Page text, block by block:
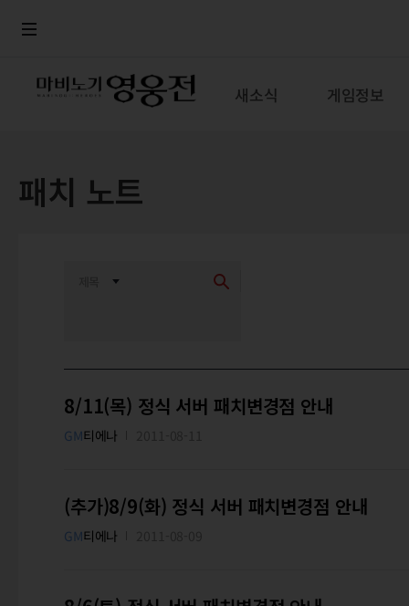
새소식 게임정보
패치 노트
8/11(목) 정식 서버 패치변경점 안내
GM티에나
(추가)8/9(화) 정식 서버 패치변경점 안내
GM티에나